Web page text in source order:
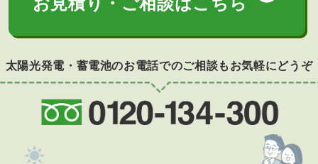
太陽光発電・蓄電池のお電話でのご相談もお気軽にどうぞ